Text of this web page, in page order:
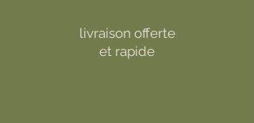
livraison offerte
et rapide